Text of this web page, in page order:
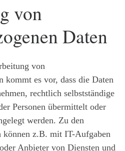
von
Daten
von
kommt es vor, dass die Daten
rechtlich selbstständige
Personen übermittelt oder
werden. Zu den
können z.B. mit IT-Aufgaben
Anbieter von Diensten und